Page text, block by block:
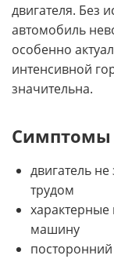
двигателя. Без
автомобиль
особенно
интенсивной
значительна.
Симптомы
двигатель не
трудом
машину
посторонний